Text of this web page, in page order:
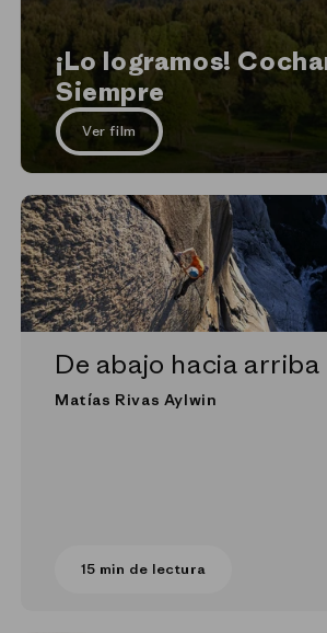
¡Lo logramos!
Siempre
Ver film
De abajo hacia arriba
Matías Rivas Aylwin
15 min de lectura